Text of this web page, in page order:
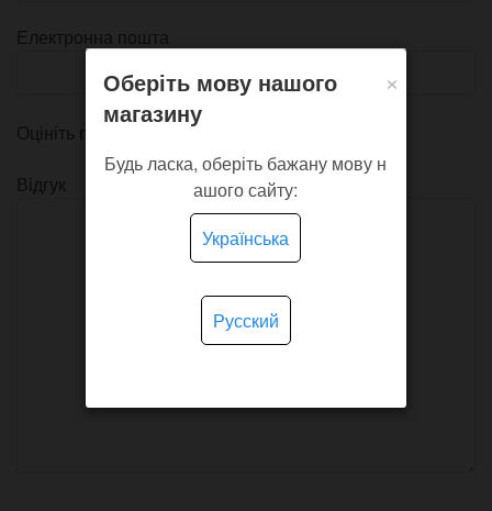
Електронна пошта
Оцініть продукт
Відгук
×
Оберіть мову нашого
магазину
Будь ласка, оберіть бажану мову н
ашого сайту:
Українська
Русский